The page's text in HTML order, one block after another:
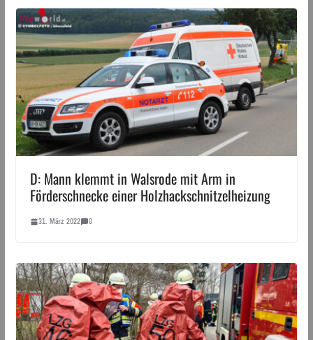
D: Mann klemmt in Walsrode mit Arm in
Förderschnecke einer Holzhackschnitzelheizung
31. März 2022 0